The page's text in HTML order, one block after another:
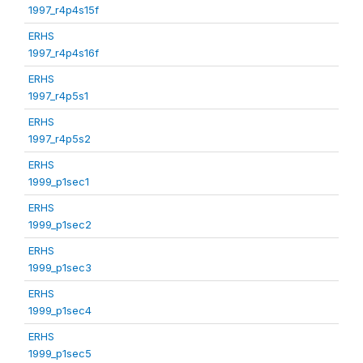
1997_r4p4s15f
ERHS
1997_r4p4s16f
ERHS
1997_r4p5s1
ERHS
1997_r4p5s2
ERHS
1999_p1sec1
ERHS
1999_p1sec2
ERHS
1999_p1sec3
ERHS
1999_p1sec4
ERHS
1999_p1sec5